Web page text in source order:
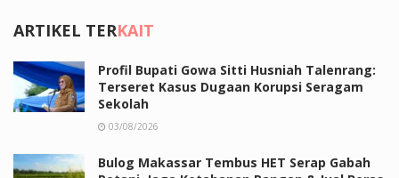
ARTIKEL TERKAIT
Profil Bupati Gowa Sitti Husniah Talenrang:
Terseret Kasus Dugaan Korupsi Seragam
Sekolah
03/08/2026
Bulog Makassar Tembus HET Serap Gabah